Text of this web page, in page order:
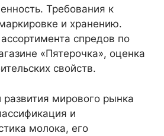
Требования к
и хранению.
спредов по
«Пятерочка», оценка
свойств.
мирового рынка
и
молока, его